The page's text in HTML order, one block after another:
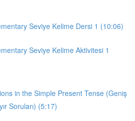
Seviye Kelime Dersi 1 (10:06)
Seviye Kelime Aktivitesi 1
in the Simple Present Tense (Geniş
Soruları) (5:17)